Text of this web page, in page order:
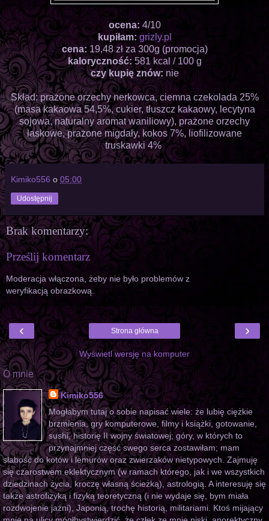
ocena: 4/10
kupiłam: grizly.pl
cena:19,48 zł za 300g (promocja)
kaloryczność: 581 kcal / 100 g
czy kupię znów: nie
Skład: prażone orzechy nerkowca, ciemna czekolada 25%
(masa kakaowa 54,5%, cukier, tłuszcz kakaowy, lecytyna
sojowa, naturalny aromat waniliowy), prażone orzechy
laskowe, prażone migdały, kokos 7%, liofilizowane
truskawki 4%
Kimiko556 o 05:00
Udostępnij
Brak komentarzy:
Prześlij komentarz
Moderacja włączona, żeby nie było problemów z
weryfikacją obrazkową.
‹ ›
Strona główna
Wyświetl wersję na komputer
O mnie
Kimiko556
Mogłabym tutaj o sobie napisać wiele: że lubię ciężkie
brzmienia, gry komputerowe, filmy i książki, gotowanie,
sushi, historię II wojny światowej; góry, w których to
przynajmniej część swego serca zostawiłam; mam
słabość do kotów i lemurów oraz zwierzaków nietypowych. Zajmuję
się czarostwem eklektycznym (w ramach którego, jak i we wszystkich
dziedzinach życia, kroczę własną ścieżką), astrologią. A interesuję się
także astrofizyką i fizyką teoretyczną (i nie wydaje się, bym miała
rozdwojenie jaźni), Japonią, trochę historią, militariami. Ktoś mijający